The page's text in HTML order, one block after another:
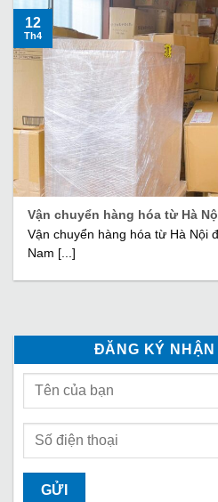
Vận chuyển hàng hóa từ Hà
Vận chuyển hàng hóa từ Hà Nội
Nam [...]
12
Th4
ĐĂNG KÝ NHẬN